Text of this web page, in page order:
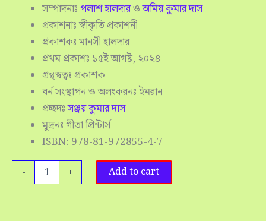
সম্পাদনাঃপলাশ হালদারওঅমিয় কুমার দাস
প্রকাশনাঃ স্বীকৃতি প্রকাশনী
প্রকাশকঃ মানসী হালদার
প্রথম প্রকাশঃ ১৫ই আগষ্ট, ২০২৪
গ্রন্থস্বত্বঃ প্রকাশক
বর্ন সংস্থাপন ও অলংকরনঃ ইমরান
প্রচ্ছদঃসঞ্জয় কুমার দাস
মুদ্রনঃ গীতা প্রিন্টার্স
ISBN: 978-81-972855-4-7
-
+ Add to cart